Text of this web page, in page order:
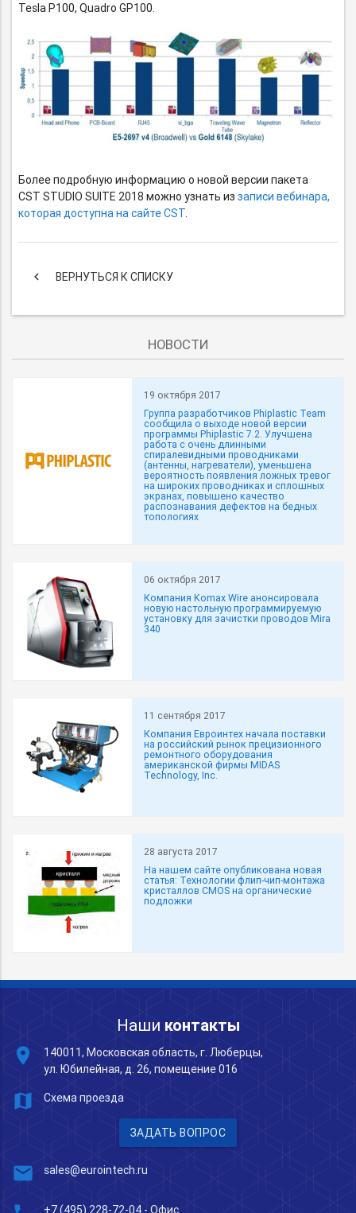
Tesla P100, Quadro GP100.
Более подробную информацию о новой версии пакета
CST STUDIO SUITE 2018 можно узнать иззаписи вебинара,
которая доступна на сайте CST.
keyboard_arrow_left ВЕРНУТЬСЯ К СПИСКУ
НОВОСТИ
19 октября 2017
Группа разработчиков Phiplastic Team
сообщила о выходе новой версии
программы Phiplastic 7.2. Улучшена
работа с очень длинными
спиралевидными проводниками
(антенны, нагреватели), уменьшена
вероятность появления ложных тревог
на широких проводниках и сплошных
экранах, повышено качество
распознавания дефектов на бедных
топологиях
06 октября 2017
Компания Komax Wire анонсировала
новую настольную программируемую
установку для зачистки проводов Mira
340
11 сентября 2017
Компания Евроинтех начала поставки
на российский рынок прецизионного
ремонтного оборудования
американской фирмы MIDAS
Technology, Inc.
28 августа 2017
На нашем сайте опубликована новая
статья: Технологии флип-чип-монтажа
кристаллов CMOS на органические
подложки
Наши контакты
place
140011, Московская область, г. Люберцы,
ул. Юбилейная, д. 26, помещение 016
map Схема проезда
ЗАДАТЬ ВОПРОС
mail sales@eurointech.ru
+7 (495) 228-72-04 - Офис